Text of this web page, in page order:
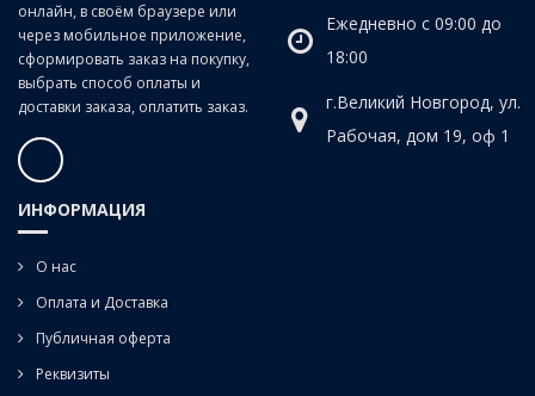
онлайн, в своём браузере или
через мобильное приложение,
сформировать заказ на покупку,
выбрать способ оплаты и
доставки заказа, оплатить заказ.
Ежедневно с 09:00 до
18:00
г.Великий Новгород, ул.
Рабочая, дом 19, оф 1
ИНФОРМАЦИЯ
О нас
Оплата и Доставка
Публичная оферта
Реквизиты